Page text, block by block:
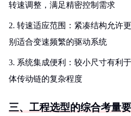
转速调整，满足精密控制需求
2. 转速适应范围：紧凑结构允许
别适合变速频繁的驱动系统
3. 系统集成便利：较小尺寸有利
体传动链的复杂程度
三、工程选型的综合考量